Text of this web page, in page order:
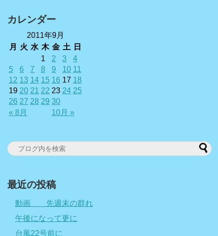
カレンダー
2011年9月
月
火 水 木 金 土 日
« 8月 10月 »
1 2 3
4
5
6 7 8 9 10 11
12 13 14 15 16 17 18
19 20 21 22 23 24 25
26 27 28 29 30
最近の投稿
動画 先週末の群れ
午後になって更に
台風22号前に